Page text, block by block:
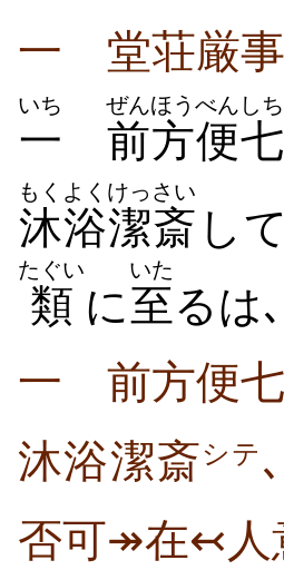
一 堂荘厳事
一
いち
前
ぜん
方便
ほうべん
七
しち
沐浴
もくよく
潔斎
けっさい
し
類
たぐい
に至
いた
るは､
一 前方便七
沐浴潔斎シテ
否可↠在↢人